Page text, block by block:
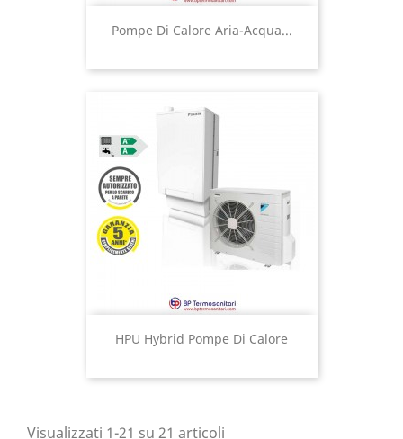
Pompe Di Calore Aria-Acqua...
HPU Hybrid Pompe Di Calore
Visualizzati 1-21 su 21 articoli